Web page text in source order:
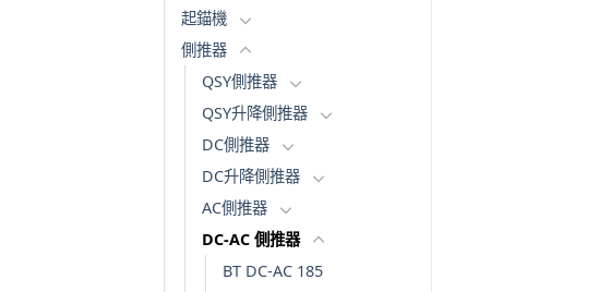
起錨機
側推器
QSY側推器
QSY升降側推器
DC側推器
DC升降側推器
AC側推器
DC-AC 側推器
BT DC-AC 185